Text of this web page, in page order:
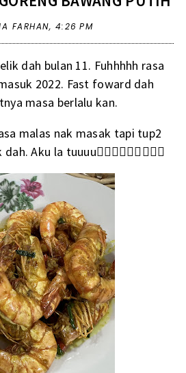
FARHAN, 4:26 PM
dah bulan 11. Fuhhhhh rasa
2022. Fast foward dah
masa berlalu kan.
malas nak masak tapi tup2
Aku la tuuuu🤷🏽‍♀️🤷🏽‍♀️🤷🏽‍♀️